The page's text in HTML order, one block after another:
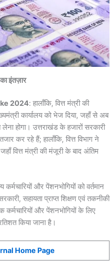
इंतज़ार
2024: हालाँकि, वित्त मंत्री की
कार्यालय को भेज दिया, जहाँ से अब
होगा। उत्तराखंड के हजारों सरकारी
कर रहे हैं; हालाँकि, वित्त विभाग ने
वित्त मंत्री की मंजूरी के बाद अंतिम
और पेंशनभोगियों को वर्तमान
सहायता प्राप्त शिक्षण एवं तकनीकी
और पेंशनभोगियों के लिए
किया जाना है।
Home Page